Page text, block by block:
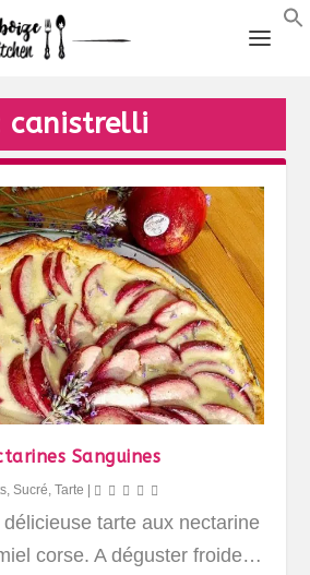
canistrelli
Sanguines
,Sucré ,Tarte |
délicieuse tarte aux nectarine
corse. A déguster froide…